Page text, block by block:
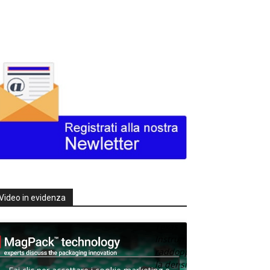
in evidenza
Texas
raddoppia
la densità